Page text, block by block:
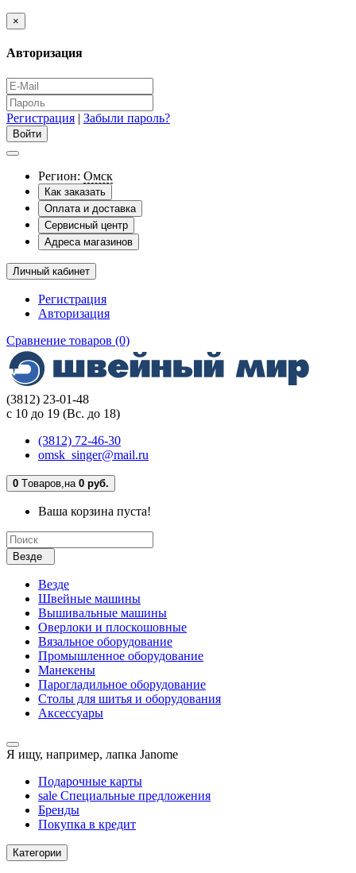
×
Авторизация
Регистрация | Забыли пароль?
Регион: Омск
Как заказать
Оплата и доставка
Сервисный центр
Адреса магазинов
Личный кабинет
Регистрация
Авторизация
Сравнение товаров (0)
(3812) 23-01-48
с 10 до 19 (Вс. до 18)
(3812) 72-46-30
omsk_singer@mail.ru
0 Tоваров,на 0 руб.
Ваша корзина пуста!
Везде
Везде
Швейные машины
Вышивальные машины
Оверлоки и плоскошовные
Вязальное оборудование
Промышленное оборудование
Манекены
Парогладильное оборудование
Столы для шитья и оборудования
Аксессуары
Я ищу, например, лапка Janome
Подарочные карты
sale Специальные предложения
Бренды
Покупка в кредит
Категории